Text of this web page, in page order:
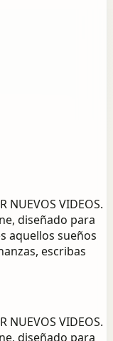
NUEVOS VIDEOS.
diseñado para
aquellos sueños
escribas
NUEVOS VIDEOS.
diseñado para